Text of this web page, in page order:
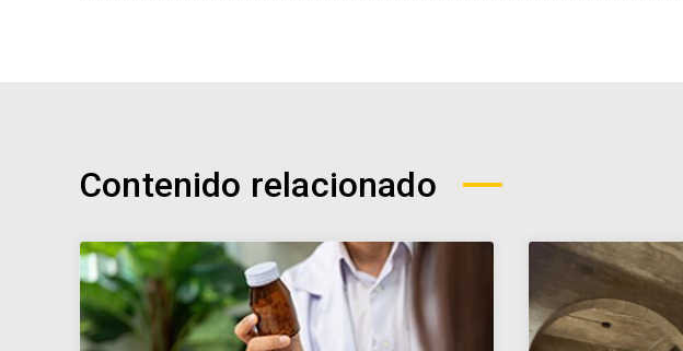
Contenido relacionado